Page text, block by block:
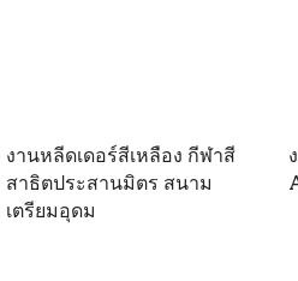
งานหลีดเดอร์สีเหลือง กีฬาสี
สาธิตประสานมิตร สนาม
เตรียมอุดม